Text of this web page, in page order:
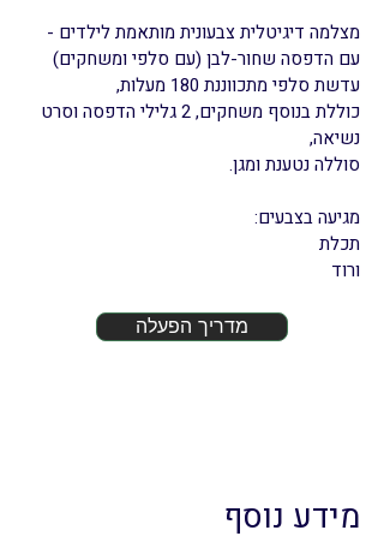
מצלמה דיגיטלית צבעונית מותאמת לילדים -
עם הדפסה שחור-לבן (עם סלפי ומשחקים)
עדשת סלפי מתכווננת 180 מעלות,
כוללת בנוסף משחקים, 2 גלילי הדפסה וסרט
נשיאה,
סוללה נטענת ומגן.
מגיעה בצבעים:
תכלת
ורוד
מדריך הפעלה
מידע נוסף